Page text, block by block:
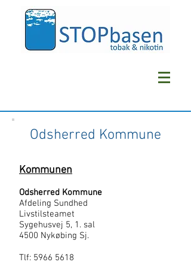
Kommunen
Odsherred Kommune
Afdeling Sundhed
Livstilsteamet
Sygehusvej 5, 1. sal
4500 Nykøbing Sj.
Tlf: 5966 5618
Odsherred Kommune